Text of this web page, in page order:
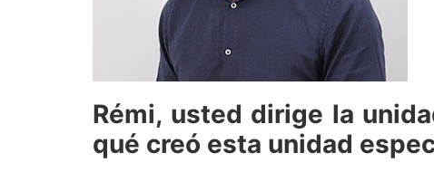
Rémi, usted dirige la
qué creó esta unidad